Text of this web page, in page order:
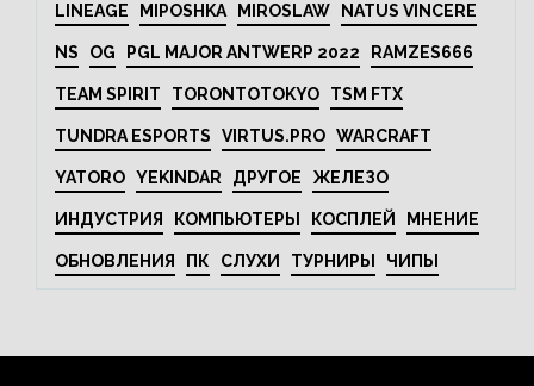
LINEAGE MIPOSHKA MIROSLAW NATUS VINCERE
NS OG PGL MAJOR ANTWERP 2022 RAMZES666
TEAM SPIRIT TORONTOTOKYO TSM FTX
TUNDRA ESPORTS VIRTUS.PRO WARCRAFT
YATORO YEKINDAR ДРУГОЕ ЖЕЛЕЗО
ИНДУСТРИЯ КОМПЬЮТЕРЫ КОСПЛЕЙ МНЕНИЕ
ОБНОВЛЕНИЯ ПК СЛУХИ ТУРНИРЫ ЧИПЫ